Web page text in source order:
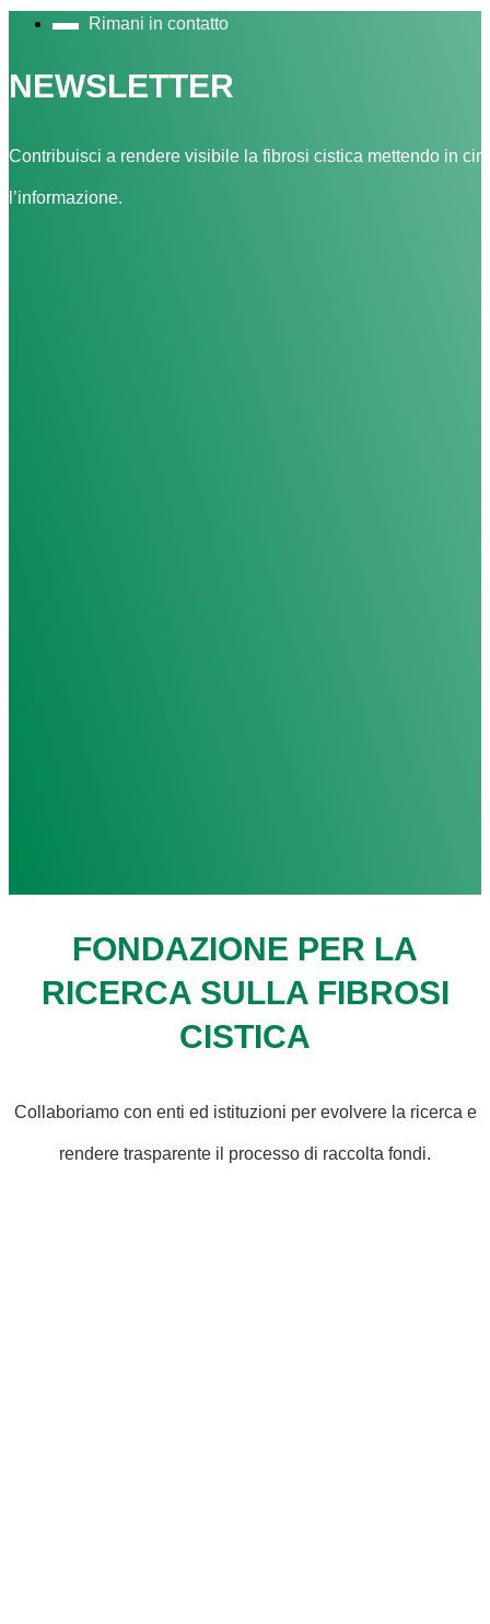
Rimani in contatto
NEWSLETTER
Contribuisci a rendere visibile la fibrosi cistica mettendo in
l’informazione.
FONDAZIONE PER LA
RICERCA SULLA FIBROSI
CISTICA
Collaboriamo con enti ed istituzioni per evolvere la ricerca e
rendere trasparente il processo di raccolta fondi.